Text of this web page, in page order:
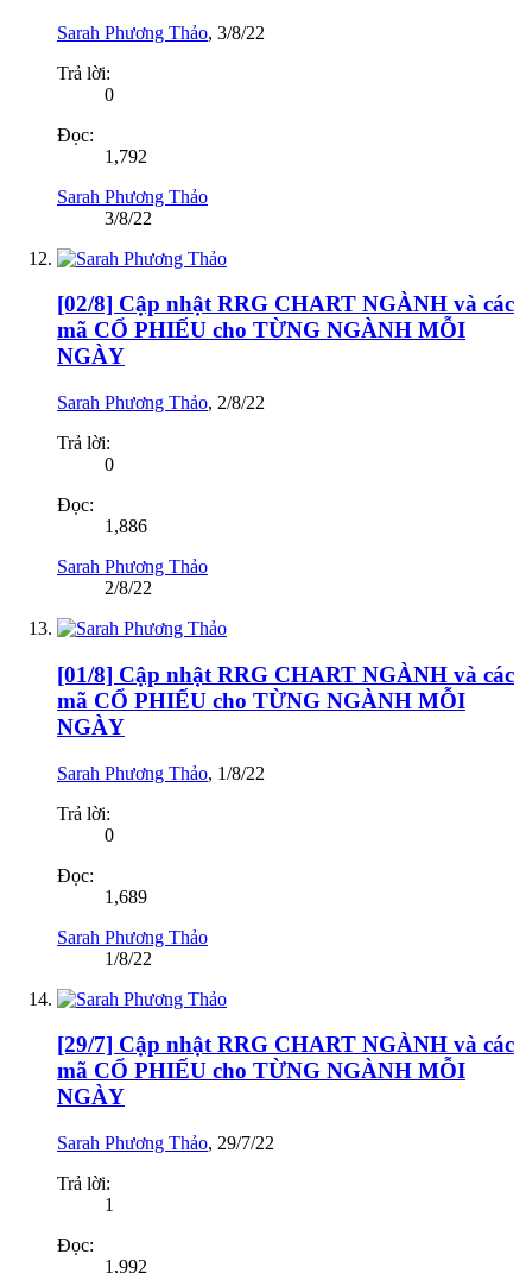
Sarah Phương Thảo, 3/8/22
Trả lời:
0
Đọc:
1,792
Sarah Phương Thảo
3/8/22
[02/8] Cập nhật RRG CHART NGÀNH và các
mã CỔ PHIẾU cho TỪNG NGÀNH MỖI
NGÀY
Sarah Phương Thảo, 2/8/22
Trả lời:
0
Đọc:
1,886
Sarah Phương Thảo
2/8/22
[01/8] Cập nhật RRG CHART NGÀNH và các
mã CỔ PHIẾU cho TỪNG NGÀNH MỖI
NGÀY
Sarah Phương Thảo, 1/8/22
Trả lời:
0
Đọc:
1,689
Sarah Phương Thảo
1/8/22
[29/7] Cập nhật RRG CHART NGÀNH và các
mã CỔ PHIẾU cho TỪNG NGÀNH MỖI
NGÀY
Sarah Phương Thảo, 29/7/22
Trả lời:
1
Đọc:
1,992